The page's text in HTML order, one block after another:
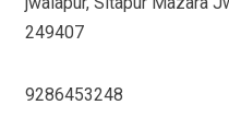
249407
9286453248